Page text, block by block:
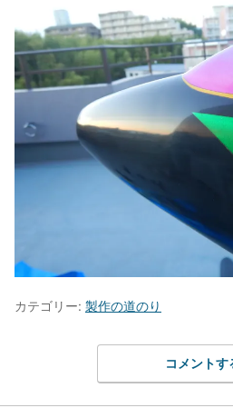
カテゴリー: 製作の道のり
コメントす